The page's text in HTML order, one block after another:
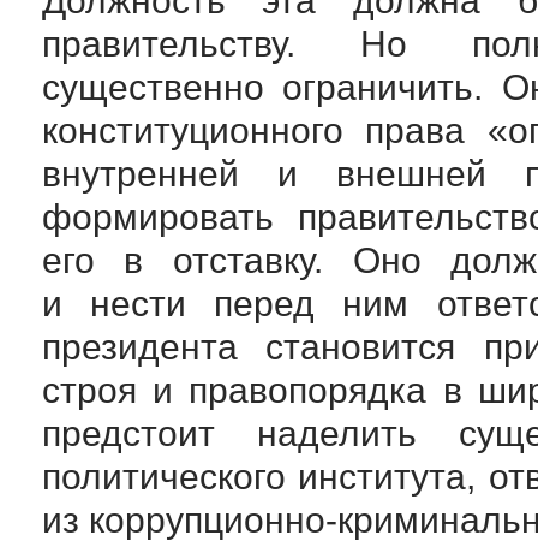
правительству. Но
существенно ограничить.
конституционного права
внутренней и внешней
формировать
его в отставку. Оно
и нести перед ним
президента становится
строя и правопорядка в
предстоит наделить
политического института,
из коррупционно-